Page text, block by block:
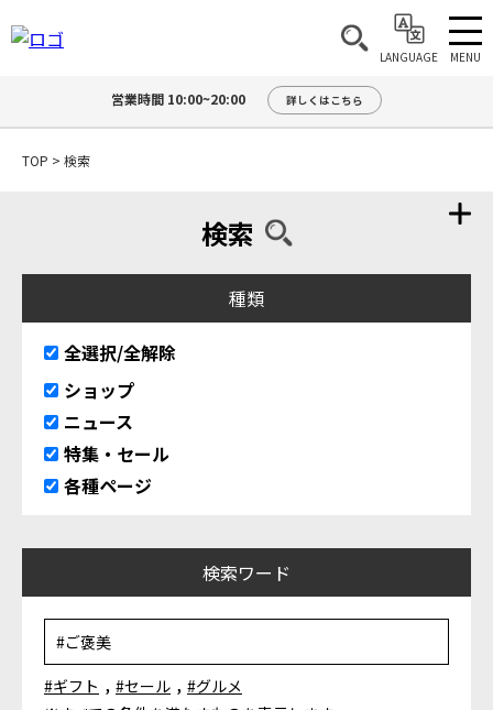
LANGUAGE MENU
営業時間 10:00~20:00 詳しくはこちら
TOP > 検索
検索
種類
全選択/全解除
ショップ
ニュース
特集・セール
各種ページ
検索ワード
#ギフト , #セール , #グルメ